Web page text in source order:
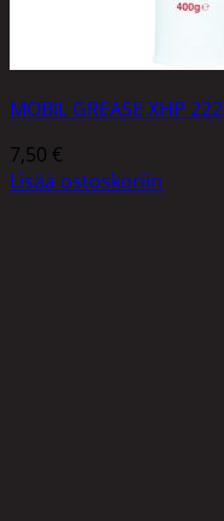
MOBIL GREASE XHP 222
7,50 €
Lisää ostoskoriin